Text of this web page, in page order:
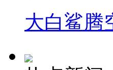
大白鲨腾